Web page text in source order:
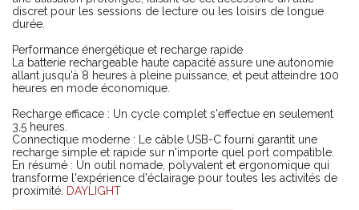
discret pour les sessions de lecture ou les loisirs de longue
durée.
Performance énergétique et recharge rapide
La batterie rechargeable haute capacité assure une autonomie
allant jusqu'à 8 heures à pleine puissance, et peut atteindre 100
heures en mode économique.
Recharge efficace : Un cycle complet s'effectue en seulement
3,5 heures.
Connectique moderne : Le câble USB-C fourni garantit une
recharge simple et rapide sur n'importe quel port compatible.
En résumé : Un outil nomade, polyvalent et ergonomique qui
transforme l'expérience d'éclairage pour toutes les activités de
proximité. DAYLIGHT